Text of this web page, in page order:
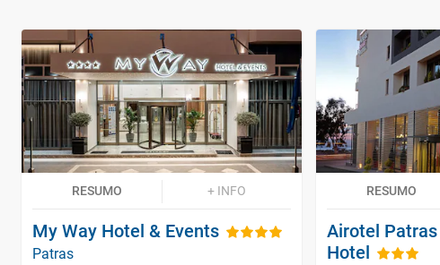
RESUMO + INFO
My Way Hotel & Events
Patras
RESUMO
Airotel
Hotel